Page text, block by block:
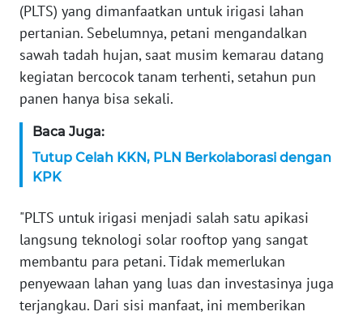
(PLTS) yang dimanfaatkan untuk irigasi lahan
pertanian. Sebelumnya, petani mengandalkan
sawah tadah hujan, saat musim kemarau datang
kegiatan bercocok tanam terhenti, setahun pun
panen hanya bisa sekali.
Baca Juga:
Tutup Celah KKN, PLN Berkolaborasi dengan
KPK
"PLTS untuk irigasi menjadi salah satu apikasi
langsung teknologi solar rooftop yang sangat
membantu para petani. Tidak memerlukan
penyewaan lahan yang luas dan investasinya juga
terjangkau. Dari sisi manfaat, ini memberikan
DISCLAIMER
Wahana
News
WN
SUMUT
WN
JAKARTA
WN
JABAR